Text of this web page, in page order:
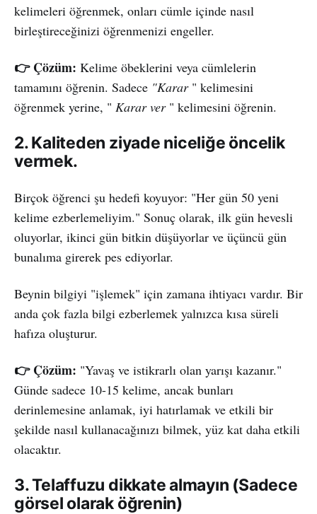
kelimeleri öğrenmek, onları cümle içinde nasıl
birleştireceğinizi öğrenmenizi engeller.
👉 Çözüm: Kelime öbeklerini veya cümlelerin
tamamını öğrenin. Sadece "Karar" kelimesini
öğrenmek yerine, " Karar ver" kelimesini öğrenin.
2. Kaliteden ziyade niceliğe öncelik
vermek.
Birçok öğrenci şu hedefi koyuyor: "Her gün 50 yeni
kelime ezberlemeliyim." Sonuç olarak, ilk gün hevesli
oluyorlar, ikinci gün bitkin düşüyorlar ve üçüncü gün
bunalıma girerek pes ediyorlar.
Beynin bilgiyi "işlemek" için zamana ihtiyacı vardır. Bir
anda çok fazla bilgi ezberlemek yalnızca kısa süreli
hafıza oluşturur.
👉 Çözüm: "Yavaş ve istikrarlı olan yarışı kazanır."
Günde sadece 10-15 kelime, ancak bunları
derinlemesine anlamak, iyi hatırlamak ve etkili bir
şekilde nasıl kullanacağınızı bilmek, yüz kat daha etkili
olacaktır.
3. Telaffuzu dikkate almayın (Sadece
görsel olarak öğrenin)